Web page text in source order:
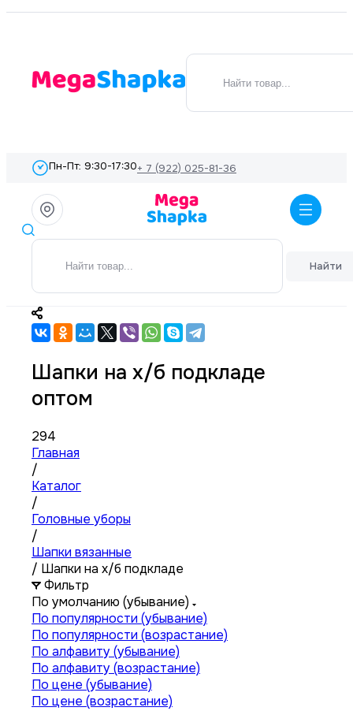
Пн-Пт: 9:30-17:30+ 7 (922) 025-81-36
Найти
Шапки на х/б подкладе
оптом
294
Главная
/
Каталог
/
Головные уборы
/
Шапки вязанные
/ Шапки на х/б подкладе
Фильтр
По умолчанию (убывание)
По популярности (убывание)
По популярности (возрастание)
По алфавиту (убывание)
По алфавиту (возрастание)
По цене (убывание)
По цене (возрастание)